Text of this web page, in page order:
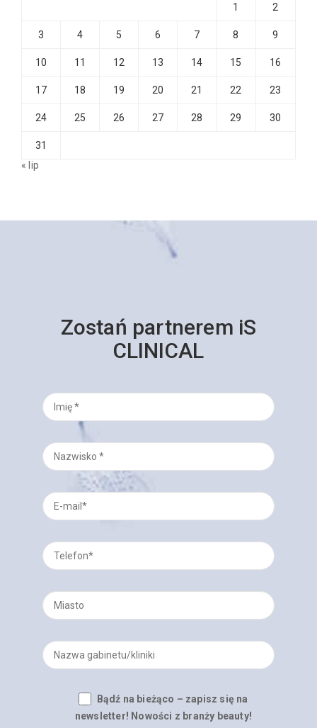
1 2
3 4 5 6 7 8 9
10 11 12 13 14 15 16
17 18 19 20 21 22 23
24 25 26 27 28 29 30
31
« lip
Zostań partnerem iS
CLINICAL
Bądź na bieżąco – zapisz się na
newsletter! Nowości z branży beauty!